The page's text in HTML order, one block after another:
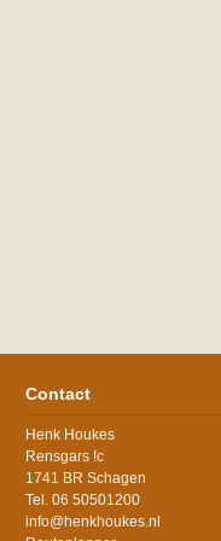
Contact
Henk Houkes
Rensgars !c
1741 BR Schagen
Tel. 06 50501200
info@henkhoukes.nl